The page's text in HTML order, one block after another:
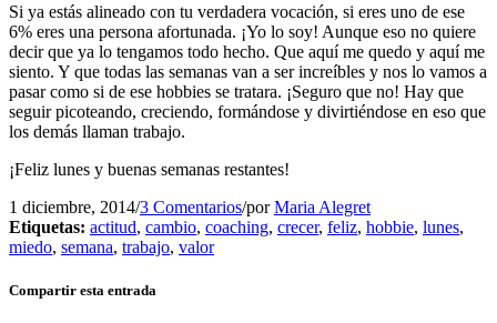
Si ya estás alineado con tu verdadera vocación, si eres uno de ese
6% eres una persona afortunada. ¡Yo lo soy! Aunque eso no quiere
decir que ya lo tengamos todo hecho. Que aquí me quedo y aquí me
siento. Y que todas las semanas van a ser increíbles y nos lo vamos a
pasar como si de ese hobbies se tratara. ¡Seguro que no! Hay que
seguir picoteando, creciendo, formándose y divirtiéndose en eso que
los demás llaman trabajo.
¡Feliz lunes y buenas semanas restantes!
1 diciembre, 2014/3 Comentarios/porMaria Alegret
Etiquetas: actitud, cambio, coaching, crecer, feliz, hobbie, lunes,
miedo, semana, trabajo, valor
Compartir esta entrada